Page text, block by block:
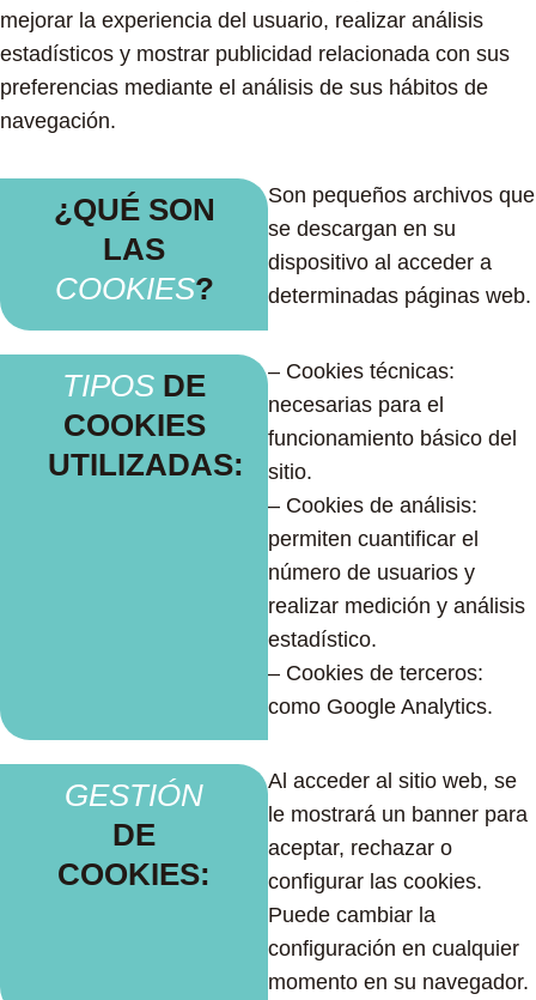
mejorar la experiencia del usuario, realizar análisis
estadísticos y mostrar publicidad relacionada con sus
preferencias mediante el análisis de sus hábitos de
navegación.
¿QUÉ SON
LAS
COOKIES?
Son pequeños archivos que
se descargan en su
dispositivo al acceder a
determinadas páginas web.
TIPOS DE
COOKIES
UTILIZADAS:
– Cookies técnicas:
necesarias para el
funcionamiento básico del
sitio.
– Cookies de análisis:
permiten cuantificar el
número de usuarios y
realizar medición y análisis
estadístico.
– Cookies de terceros:
como Google Analytics.
GESTIÓN
DE
COOKIES:
Al acceder al sitio web, se
le mostrará un banner para
aceptar, rechazar o
configurar las cookies.
Puede cambiar la
configuración en cualquier
momento en su navegador.